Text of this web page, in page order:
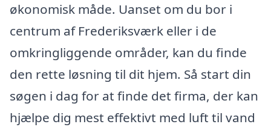
økonomisk måde. Uanset om du bor i
centrum af Frederiksværk eller i de
omkringliggende områder, kan du finde
den rette løsning til dit hjem. Så start din
søgen i dag for at finde det firma, der kan
hjælpe dig mest effektivt med luft til vand